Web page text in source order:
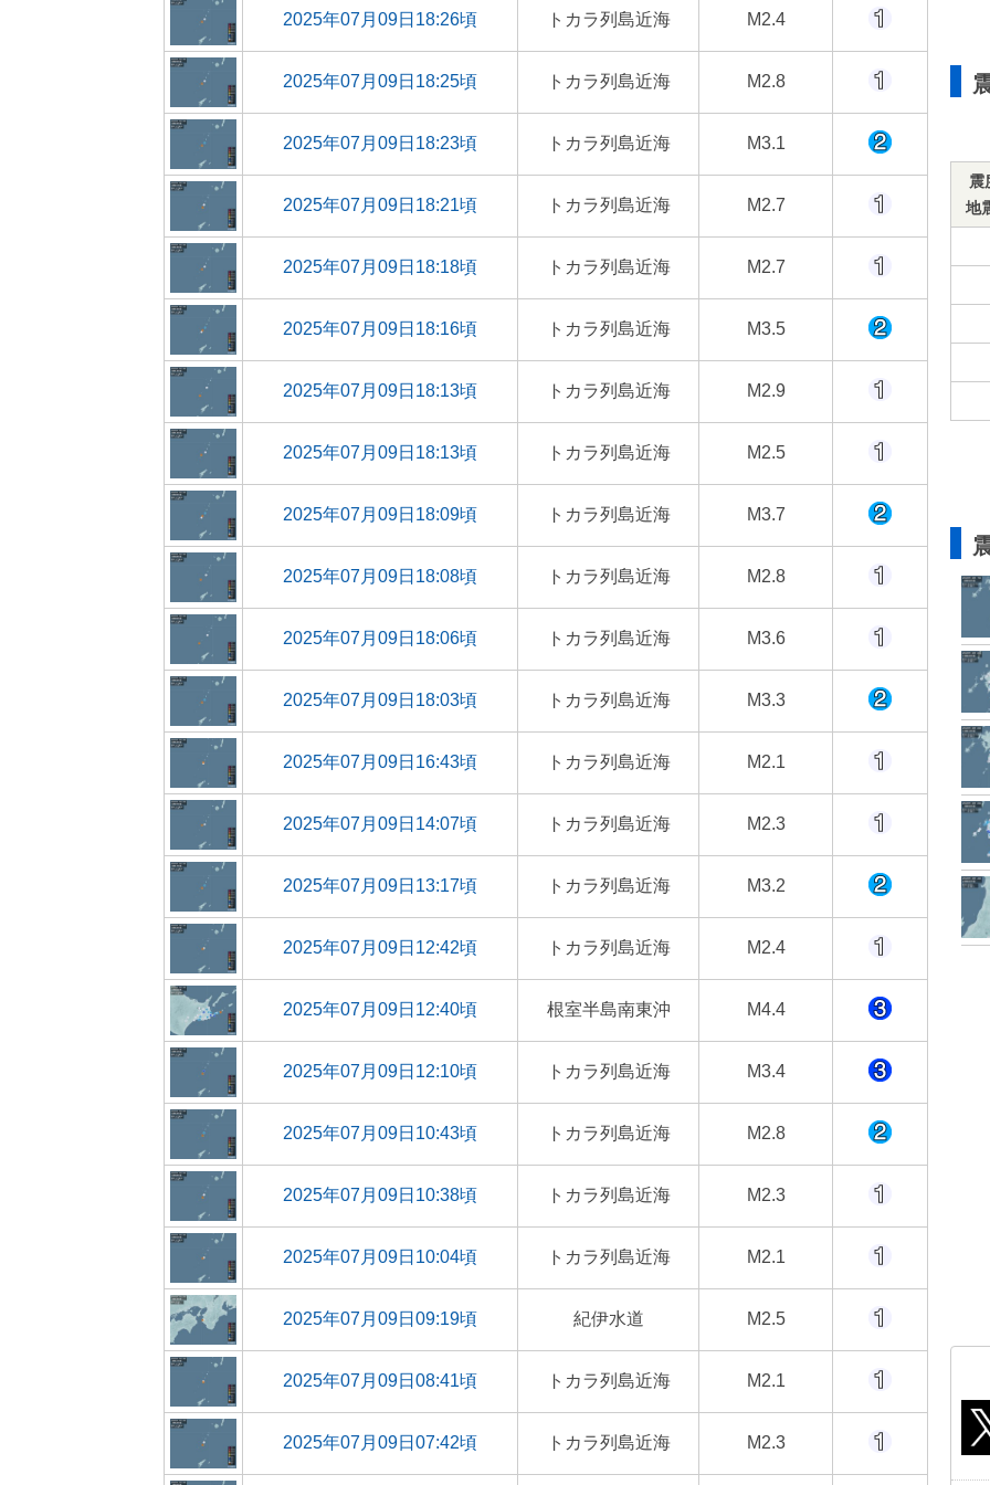
2025年07月09日18:26頃 トカラ列島近海 M2.4
2025年07月09日18:25頃 トカラ列島近海 M2.8
2025年07月09日18:23頃 トカラ列島近海 M3.1
2025年07月09日18:21頃 トカラ列島近海 M2.7
2025年07月09日18:18頃 トカラ列島近海 M2.7
2025年07月09日18:16頃 トカラ列島近海 M3.5
2025年07月09日18:13頃 トカラ列島近海 M2.9
2025年07月09日18:13頃 トカラ列島近海 M2.5
2025年07月09日18:09頃 トカラ列島近海 M3.7
2025年07月09日18:08頃 トカラ列島近海 M2.8
2025年07月09日18:06頃 トカラ列島近海 M3.6
2025年07月09日18:03頃 トカラ列島近海 M3.3
2025年07月09日16:43頃 トカラ列島近海 M2.1
2025年07月09日14:07頃 トカラ列島近海 M2.3
2025年07月09日13:17頃 トカラ列島近海 M3.2
2025年07月09日12:42頃 トカラ列島近海 M2.4
2025年07月09日12:40頃 根室半島南東沖 M4.4
2025年07月09日12:10頃 トカラ列島近海 M3.4
2025年07月09日10:43頃 トカラ列島近海 M2.8
2025年07月09日10:38頃 トカラ列島近海 M2.3
2025年07月09日10:04頃 トカラ列島近海 M2.1
2025年07月09日09:19頃 紀伊水道 M2.5
2025年07月09日08:41頃 トカラ列島近海 M2.1
2025年07月09日07:42頃 トカラ列島近海 M2.3
震
地